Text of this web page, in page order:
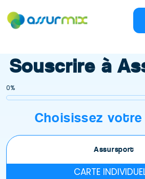
Assurance sport
Souscrire à
0%
Choisissez
Assursport
CARTE